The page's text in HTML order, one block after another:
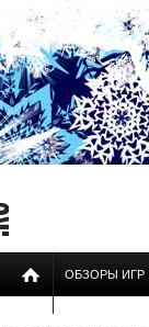
ОБЗОРЫ ИГР